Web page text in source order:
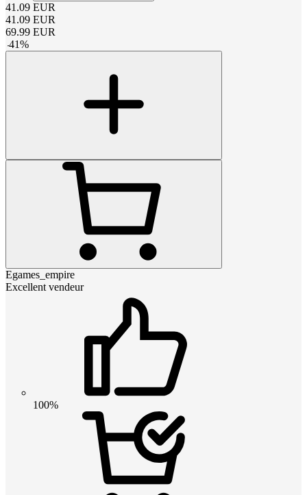
41.09 EUR
41.09 EUR
69.99 EUR
-41%
Egames_empire
Excellent vendeur
100%